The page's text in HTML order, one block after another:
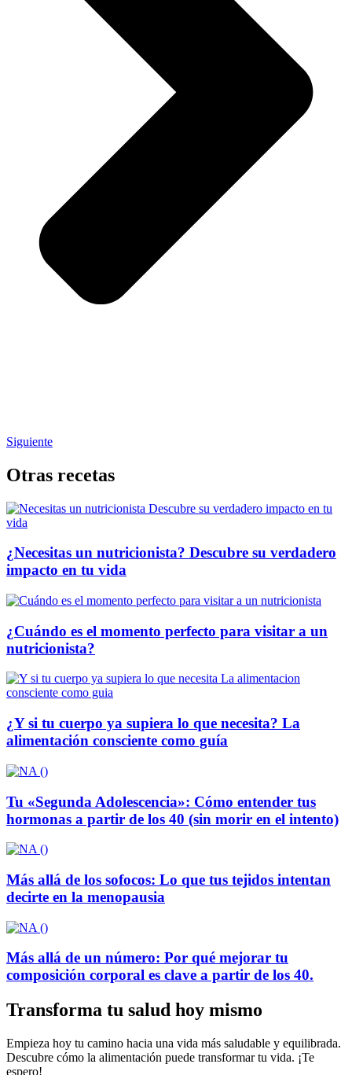
Siguiente
Otras recetas
¿Necesitas un nutricionista? Descubre su verdadero
impacto en tu vida
¿Cuándo es el momento perfecto para visitar a un
nutricionista?
¿Y si tu cuerpo ya supiera lo que necesita? La
alimentación consciente como guía
Tu «Segunda Adolescencia»: Cómo entender tus
hormonas a partir de los 40 (sin morir en el intento)
Más allá de los sofocos: Lo que tus tejidos intentan
decirte en la menopausia
Más allá de un número: Por qué mejorar tu
composición corporal es clave a partir de los 40.
Transforma tu salud hoy mismo
Empieza hoy tu camino hacia una vida más saludable y equilibrada.
Descubre cómo la alimentación puede transformar tu vida. ¡Te
espero!